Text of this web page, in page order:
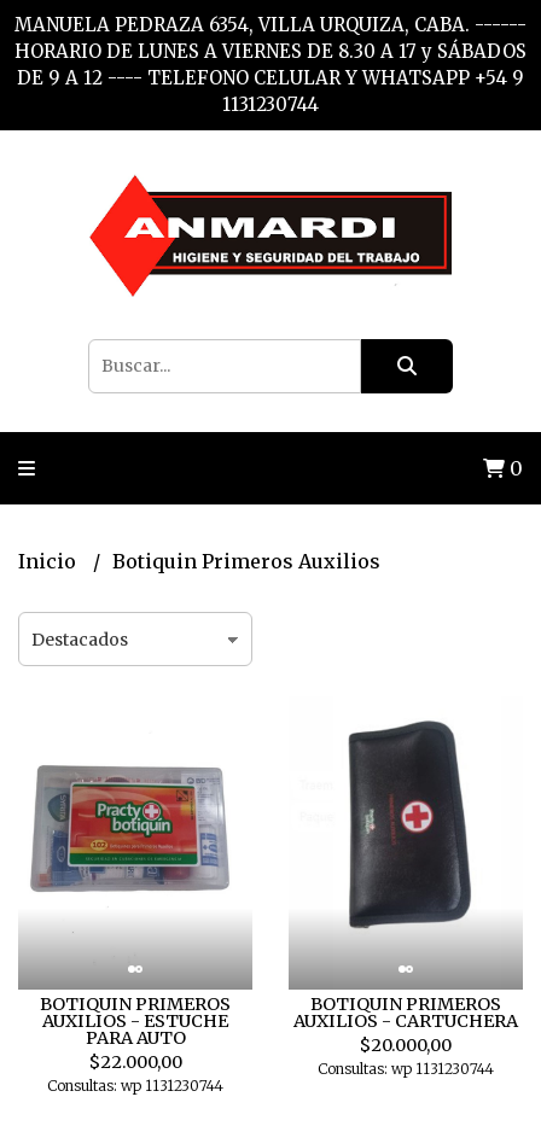
MANUELA PEDRAZA 6354, VILLA URQUIZA, CABA. ------
HORARIO DE LUNES A VIERNES DE 8.30 A 17 y SÁBADOS
DE 9 A 12 ---- TELEFONO CELULAR Y WHATSAPP +54 9
1131230744
0
Inicio Botiquin Primeros Auxilios
BOTIQUIN PRIMEROS
AUXILIOS - ESTUCHE
PARA AUTO
$22.000,00
Consultas: wp 1131230744
BOTIQUIN PRIMEROS
AUXILIOS - CARTUCHERA
$20.000,00
Consultas: wp 1131230744